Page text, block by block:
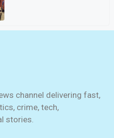
channel delivering fast,
crime, tech,
stories.